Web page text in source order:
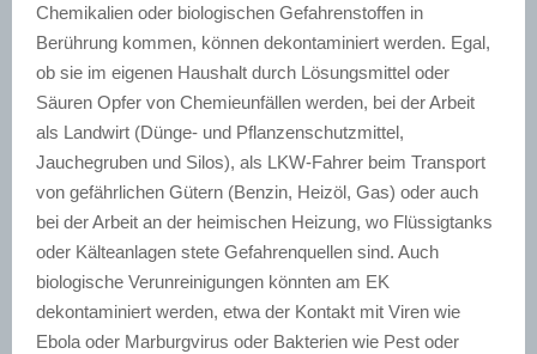
Chemikalien oder biologischen Gefahrenstoffen in
Berührung kommen, können dekontaminiert werden. Egal,
ob sie im eigenen Haushalt durch Lösungsmittel oder
Säuren Opfer von Chemieunfällen werden, bei der Arbeit
als Landwirt (Dünge- und Pflanzenschutzmittel,
Jauchegruben und Silos), als LKW-Fahrer beim Transport
von gefährlichen Gütern (Benzin, Heizöl, Gas) oder auch
bei der Arbeit an der heimischen Heizung, wo Flüssigtanks
oder Kälteanlagen stete Gefahrenquellen sind. Auch
biologische Verunreinigungen könnten am EK
dekontaminiert werden, etwa der Kontakt mit Viren wie
Ebola oder Marburgvirus oder Bakterien wie Pest oder